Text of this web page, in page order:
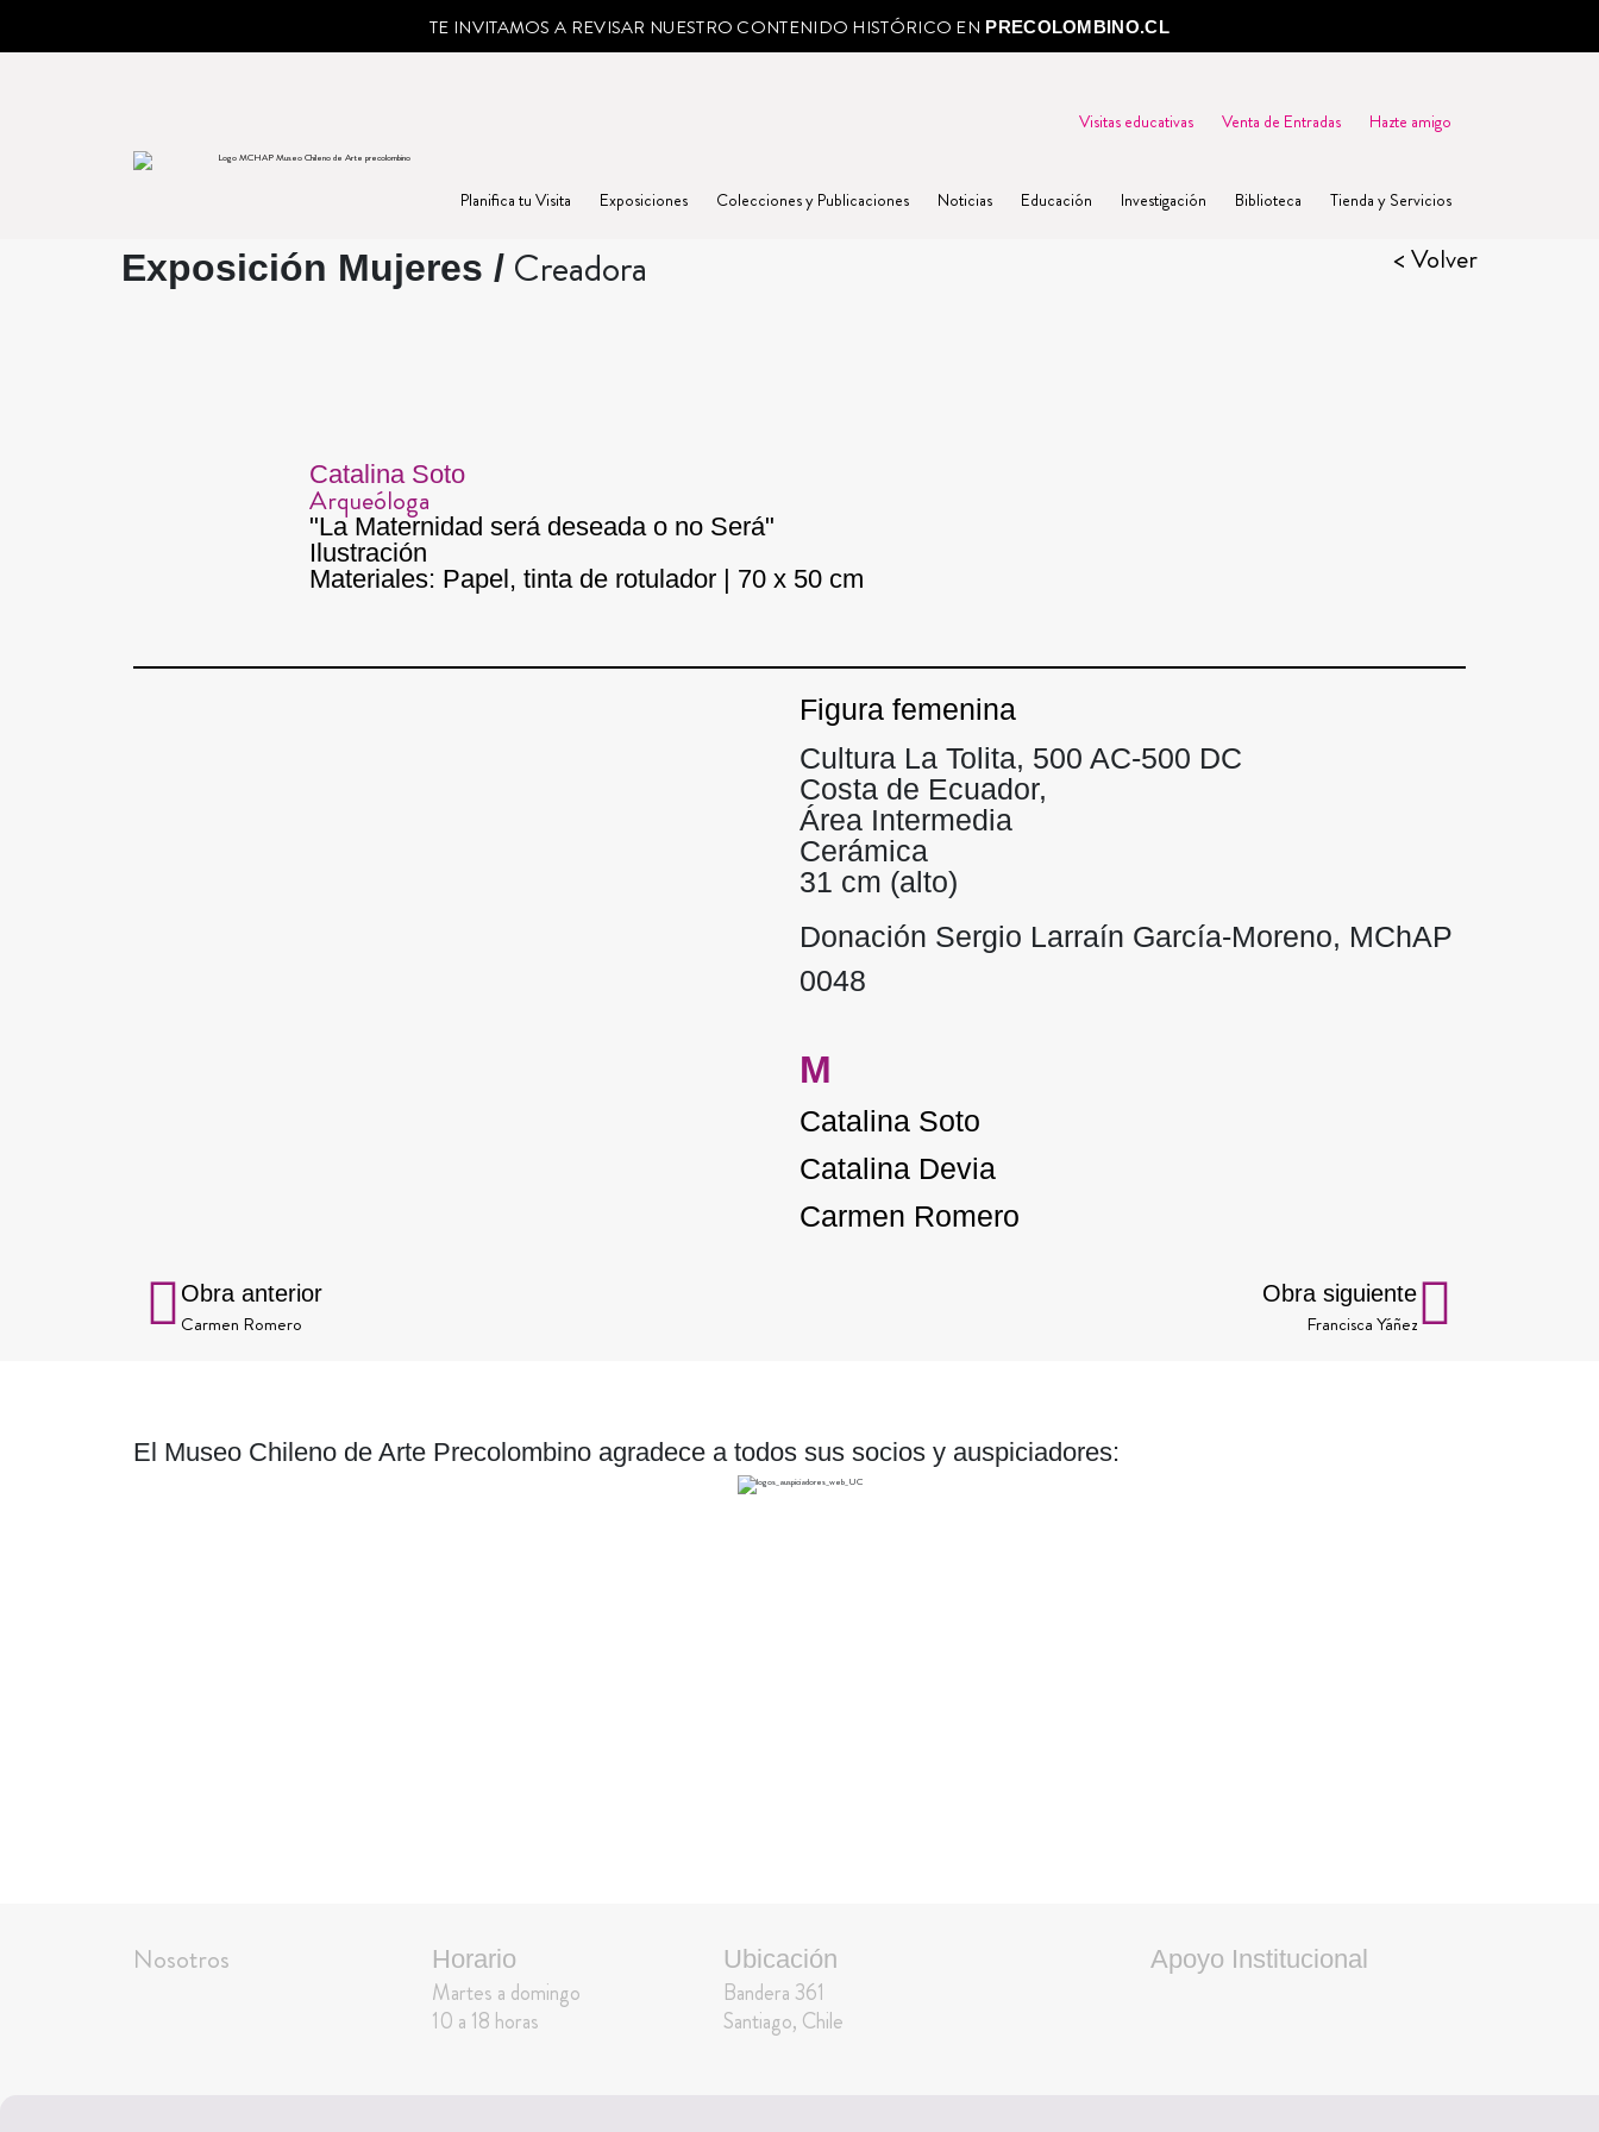
TE INVITAMOS A REVISAR NUESTRO CONTENIDO HISTÓRICO EN PRECOLOMBINO.CL
Visitas educativas Venta de Entradas Hazte amigo
Planifica tu Visita Exposiciones Colecciones y Publicaciones Noticias Educación Investigación Biblioteca Tienda y Servicios
Exposición Mujeres / Creadora < Volver
Catalina Soto
Arqueóloga
"La Maternidad será deseada o no Será"
Ilustración
Materiales: Papel, tinta de rotulador | 70 x 50 cm
Figura femenina
Cultura La Tolita, 500 AC-500 DC
Costa de Ecuador,
Área Intermedia
Cerámica
31 cm (alto)
Donación Sergio Larraín García-Moreno, MChAP
0048
M
Catalina Soto
Catalina Devia
Carmen Romero
Obra anterior
Carmen Romero
Obra siguiente
Francisca Yáñez
El Museo Chileno de Arte Precolombino agradece a todos sus socios y auspiciadores:
Nosotros Horario
Martes a domingo
10 a 18 horas
Ubicación
Bandera 361
Santiago, Chile
Apoyo Institucional